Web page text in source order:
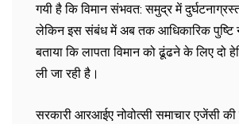
गयी है कि विमान संभवत: समुद्र में
लेकिन इस संबंध में अब तक आधिकारिक पुष्टि
बताया कि लापता विमान को ढूंढने के लिए दो
ली जा रही है।
सरकारी आरआईए नोवोत्सी समाचार एजेंसी